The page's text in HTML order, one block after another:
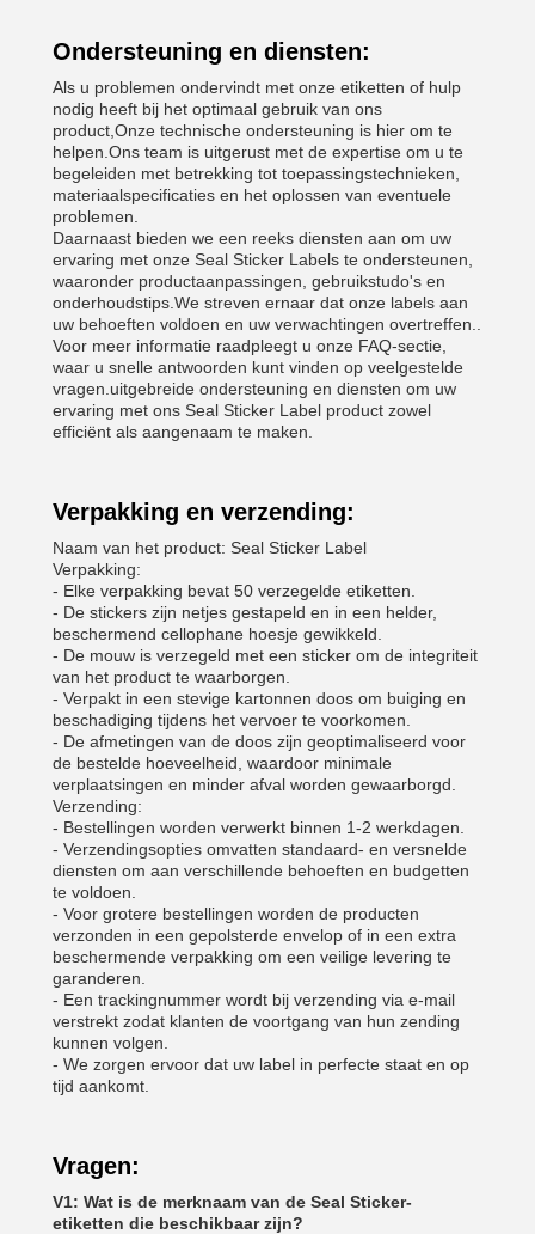
Ondersteuning en diensten:
Als u problemen ondervindt met onze etiketten of hulp
nodig heeft bij het optimaal gebruik van ons
product,Onze technische ondersteuning is hier om te
helpen.Ons team is uitgerust met de expertise om u te
begeleiden met betrekking tot toepassingstechnieken,
materiaalspecificaties en het oplossen van eventuele
problemen.
Daarnaast bieden we een reeks diensten aan om uw
ervaring met onze Seal Sticker Labels te ondersteunen,
waaronder productaanpassingen, gebruikstudo's en
onderhoudstips.We streven ernaar dat onze labels aan
uw behoeften voldoen en uw verwachtingen overtreffen..
Voor meer informatie raadpleegt u onze FAQ-sectie,
waar u snelle antwoorden kunt vinden op veelgestelde
vragen.uitgebreide ondersteuning en diensten om uw
ervaring met ons Seal Sticker Label product zowel
efficiënt als aangenaam te maken.
Verpakking en verzending:
Naam van het product: Seal Sticker Label
Verpakking:
- Elke verpakking bevat 50 verzegelde etiketten.
- De stickers zijn netjes gestapeld en in een helder,
beschermend cellophane hoesje gewikkeld.
- De mouw is verzegeld met een sticker om de integriteit
van het product te waarborgen.
- Verpakt in een stevige kartonnen doos om buiging en
beschadiging tijdens het vervoer te voorkomen.
- De afmetingen van de doos zijn geoptimaliseerd voor
de bestelde hoeveelheid, waardoor minimale
verplaatsingen en minder afval worden gewaarborgd.
Verzending:
- Bestellingen worden verwerkt binnen 1-2 werkdagen.
- Verzendingsopties omvatten standaard- en versnelde
diensten om aan verschillende behoeften en budgetten
te voldoen.
- Voor grotere bestellingen worden de producten
verzonden in een gepolsterde envelop of in een extra
beschermende verpakking om een veilige levering te
garanderen.
- Een trackingnummer wordt bij verzending via e-mail
verstrekt zodat klanten de voortgang van hun zending
kunnen volgen.
- We zorgen ervoor dat uw label in perfecte staat en op
tijd aankomt.
Vragen:
V1: Wat is de merknaam van de Seal Sticker-
etiketten die beschikbaar zijn?